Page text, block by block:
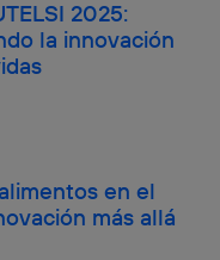
2025:
la innovación
en el
más allá